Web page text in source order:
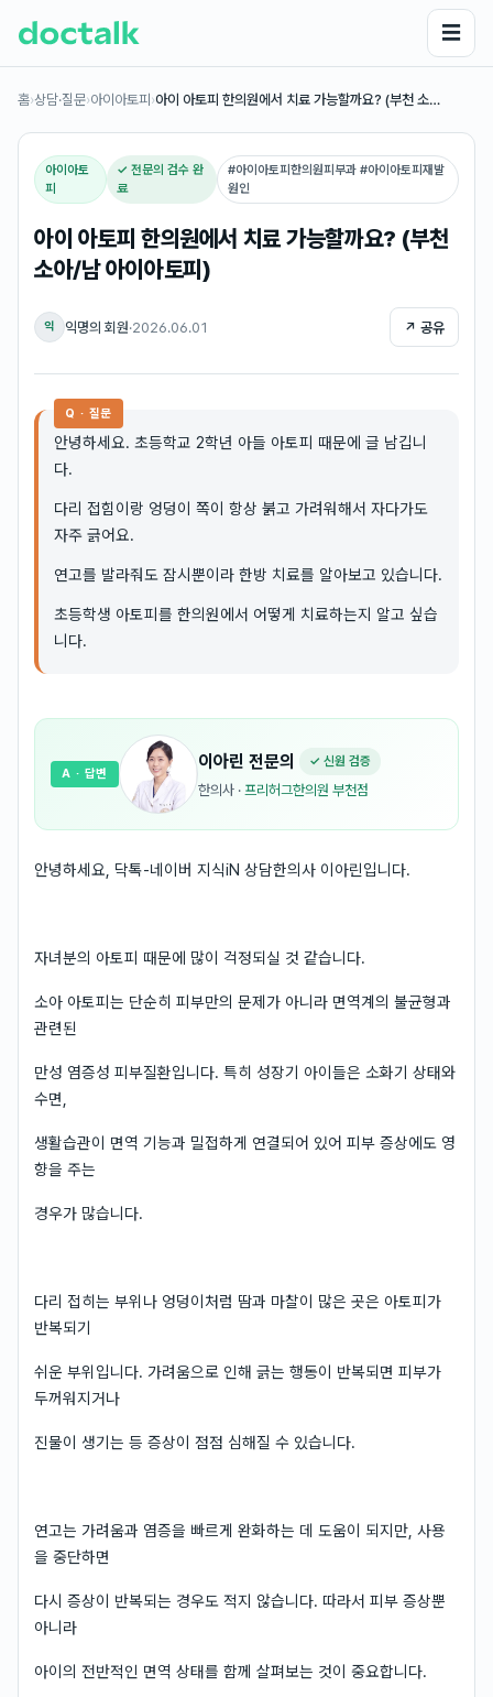
☰
홈›상담·질문›아이아토피 ›아이 아토피 한의원에서 치료 가능할까요? (부천 소…
아이아토
피
✓ 전문의 검수 완
료
#아이아토피한의원피부과 #아이아토피재발
원인
아이 아토피 한의원에서 치료 가능할까요? (부천
소아/남 아이아토피)
익 익명의 회원·2026.06.01 ↗ 공유
Q · 질문
안녕하세요. 초등학교 2학년 아들 아토피 때문에 글 남깁니
다.
다리 접힘이랑 엉덩이 쪽이 항상 붉고 가려워해서 자다가도
자주 긁어요.
연고를 발라줘도 잠시뿐이라 한방 치료를 알아보고 있습니다.
초등학생 아토피를 한의원에서 어떻게 치료하는지 알고 싶습
니다.
이아린 전문의 ✓ 신원 검증
한의사 · 프리허그한의원 부천점
A · 답변
안녕하세요, 닥톡-네이버 지식iN 상담한의사 이아린입니다.
자녀분의 아토피 때문에 많이 걱정되실 것 같습니다.
소아 아토피는 단순히 피부만의 문제가 아니라 면역계의 불균형과
관련된
만성 염증성 피부질환입니다. 특히 성장기 아이들은 소화기 상태와
수면,
생활습관이 면역 기능과 밀접하게 연결되어 있어 피부 증상에도 영
향을 주는
경우가 많습니다.
다리 접히는 부위나 엉덩이처럼 땀과 마찰이 많은 곳은 아토피가
반복되기
쉬운 부위입니다. 가려움으로 인해 긁는 행동이 반복되면 피부가
두꺼워지거나
진물이 생기는 등 증상이 점점 심해질 수 있습니다.
연고는 가려움과 염증을 빠르게 완화하는 데 도움이 되지만, 사용
을 중단하면
다시 증상이 반복되는 경우도 적지 않습니다. 따라서 피부 증상뿐
아니라
아이의 전반적인 면역 상태를 함께 살펴보는 것이 중요합니다.